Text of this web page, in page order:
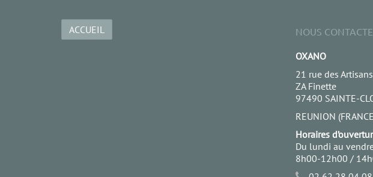
ACCUEIL NOUS
OXANO
21 rue des Artisans
ZA Finette
97490 SAINTE-
REUNION
Horaires
Du lundi au
8h00-12h00 /